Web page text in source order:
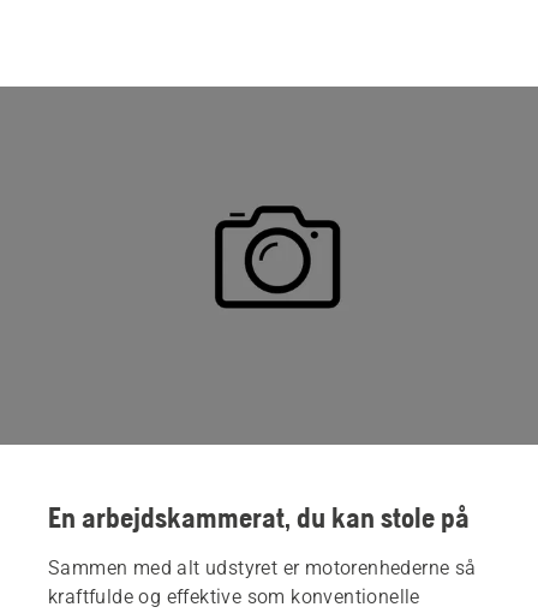
En arbejdskammerat, du kan stole på
Sammen med alt udstyret er motorenhederne så
kraftfulde og effektive som konventionelle